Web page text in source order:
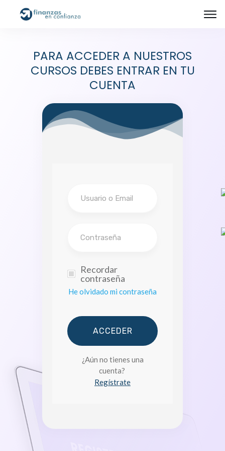
PARA ACCEDER A NUESTROS
CURSOS DEBES ENTRAR EN TU
CUENTA
Recordar
contraseña
He olvidado mi contraseña
ACCEDER
¿Aún no tienes una
cuenta?
Regístrate